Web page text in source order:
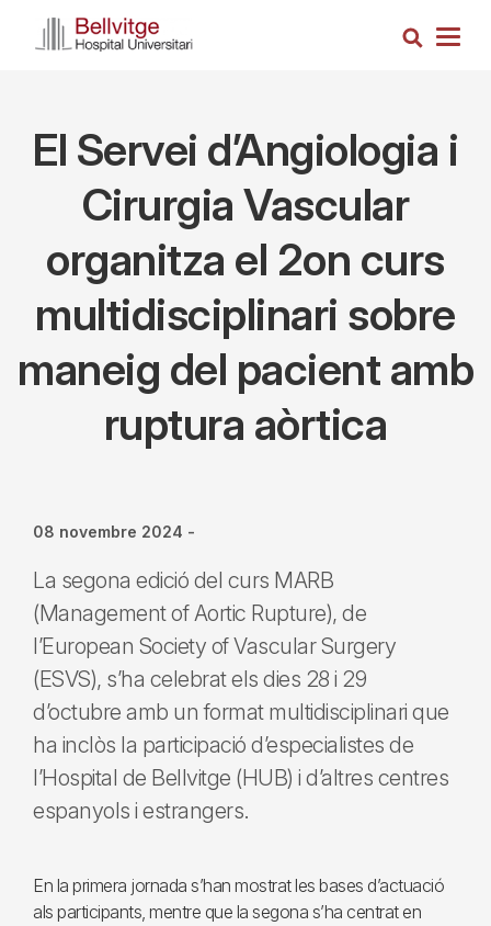
Cerca
El Servei d’Angiologia i
Cirurgia Vascular
organitza el 2on curs
multidisciplinari sobre
maneig del pacient amb
ruptura aòrtica
08 novembre 2024 -
La segona edició del curs MARB
(Management of Aortic Rupture), de
l’European Society of Vascular Surgery
(ESVS), s’ha celebrat els dies 28 i 29
d’octubre amb un format multidisciplinari que
ha inclòs la participació d’especialistes de
l’Hospital de Bellvitge (HUB) i d’altres centres
espanyols i estrangers.
En la primera jornada s’han mostrat les bases d’actuació
als participants, mentre que la segona s’ha centrat en